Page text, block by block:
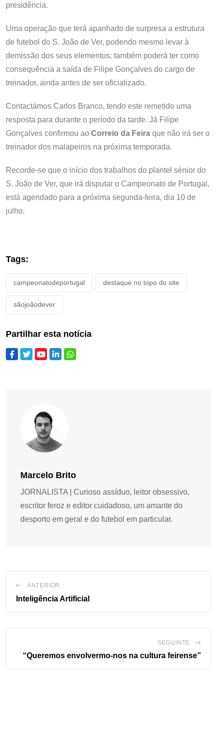
presidência.
Uma operação que terá apanhado de surpresa a estrutura
de futebol do S. João de Ver, podendo mesmo levar à
demissão dos seus elementos; também poderá ter como
consequência a saída de Filipe Gonçalves do cargo de
treinador, ainda antes de ser oficializado.
Contactámos Carlos Branco, tendo este remetido uma
resposta para durante o período da tarde. Já Filipe
Gonçalves confirmou ao Correio da Feira que não irá ser o
treinador dos malapeiros na próxima temporada.
Recorde-se que o início dos trabalhos do plantel sénior do
S. João de Ver, que irá disputar o Campeonato de Portugal,
está agendado para a próxima segunda-feira, dia 10 de
julho.
Tags:
campeonatodeportugal destaque no topo do site
sãojoãodever
Partilhar esta notícia
Marcelo Brito
JORNALISTA | Curioso assíduo, leitor obsessivo,
escritor feroz e editor cuidadoso, um amante do
desporto em geral e do futebol em particular.
ANTERIOR
Inteligência Artificial
SEGUINTE
“Queremos envolvermo-nos na cultura feirense”